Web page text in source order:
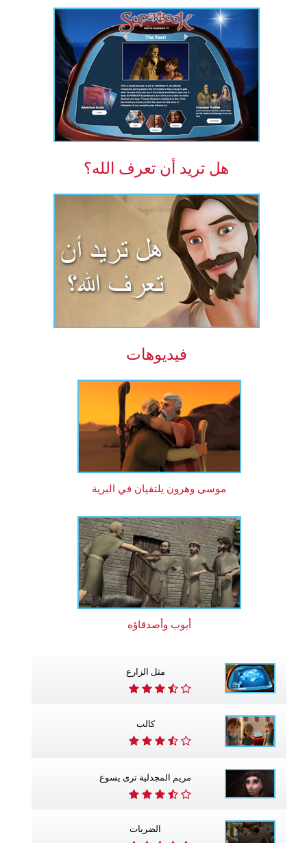
هل تريد أن تعرف الله؟
فيديوهات
موسى وهرون يلتقيان في البرية
أيوب وأصدقاؤه
مثل الزارع
كالب
مريم المجدلية ترى يسوع
الضربات